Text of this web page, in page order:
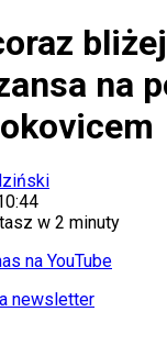
na
w 2 minuty
na YouTube
newsletter